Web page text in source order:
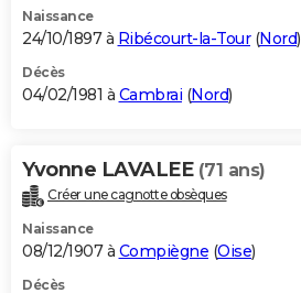
Naissance
24/10/1897 à Ribécourt-la-Tour(Nord)
Décès
04/02/1981 à Cambrai (Nord)
Yvonne LAVALEE (71 ans)
Créer une cagnotte obsèques
Naissance
08/12/1907 à Compiègne (Oise)
Décès